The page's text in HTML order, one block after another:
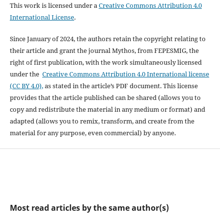
This work is licensed under aCreative Commons Attribution 4.0
International License.
Since January of 2024, the authors retain the copyright relating to
their article and grant the journal Mythos, from FEPESMIG, the
right of first publication, with the work simultaneously licensed
under the Creative Commons Attribution 4.0 International license
(CC BY 4.0),as stated in the article’s PDF document. This license
provides that the article published can be shared (allows you to
copy and redistribute the material in any medium or format) and
adapted (allows you to remix, transform, and create from the
material for any purpose, even commercial) by anyone.
Most read articles by the same author(s)